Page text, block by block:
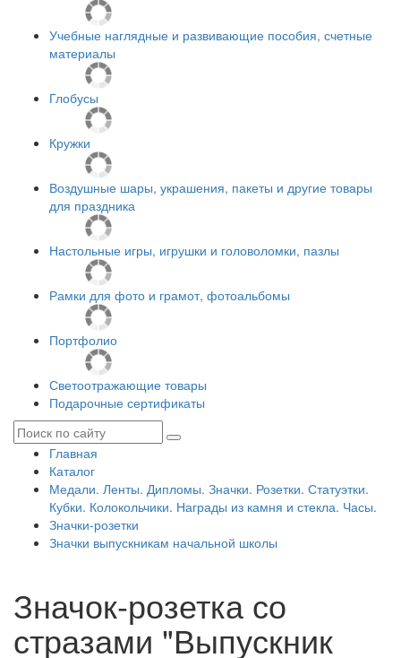
Учебные наглядные и развивающие пособия, счетные
материалы
Глобусы
Кружки
Воздушные шары, украшения, пакеты и другие товары
для праздника
Настольные игры, игрушки и головоломки, пазлы
Рамки для фото и грамот, фотоальбомы
Портфолио
Светоотражающие товары
Подарочные сертификаты
Главная
Каталог
Медали. Ленты. Дипломы. Значки. Розетки. Статуэтки.
Кубки. Колокольчики. Награды из камня и стекла. Часы.
Значки-розетки
Значки выпускникам начальной школы
Значок-розетка со
стразами "Выпускник